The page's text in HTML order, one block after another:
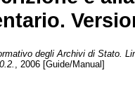
degli Archivi di Stato.
, 2006 [Guide/Manual]